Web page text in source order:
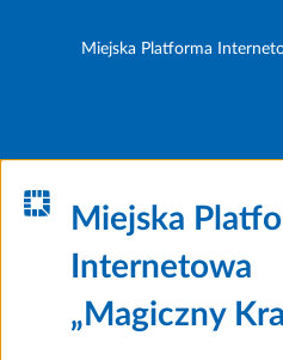
Miejska Platforma
Miejska
Internetowa
„Magiczny